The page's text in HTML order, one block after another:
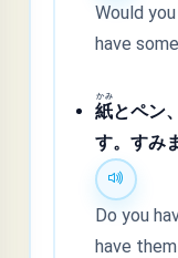
Would
have
紙
かみ
とペン
す。すみ
Do you
have